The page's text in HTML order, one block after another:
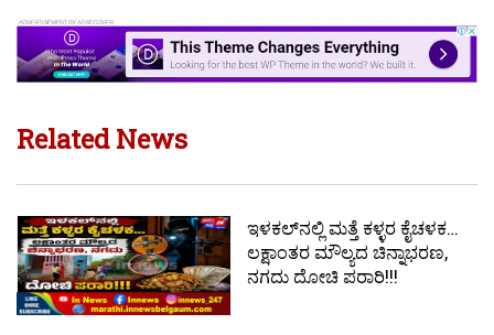
Related News
ಇಳಕಲ್‌ನಲ್ಲಿ ಮತ್ತೆ ಕಳ್ಳರ ಕೈಚಳಕ…
ಲಕ್ಷಾಂತರ ಮೌಲ್ಯದ ಚಿನ್ನಾಭರಣ,
ನಗದು ದೋಚಿ ಪರಾರಿ!!!